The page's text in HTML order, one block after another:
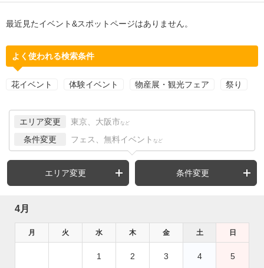
最近見たイベント&スポットページはありません。
よく使われる検索条件
花イベント 体験イベント 物産展・観光フェア 祭り
エリア変更 東京、大阪市 など
条件変更 フェス、無料イベント など
エリア変更 条件変更
4月
月 火 水 木 金 土 日
1 2 3 4 5